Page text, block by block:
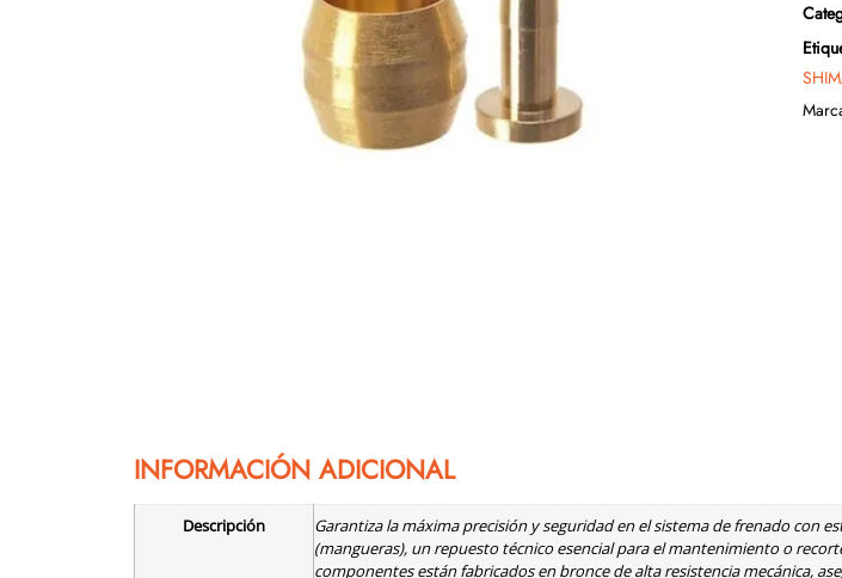
INFORMACIÓN ADICIONAL
Descripción
Garantiza la máxima precisión y seguridad en el sistema de frenado con
(mangueras), un repuesto técnico esencial para el mantenimiento o
componentes están fabricados en bronce de alta resistencia mecánica,